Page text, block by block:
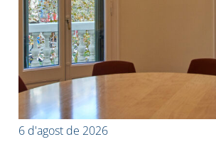
6 d'agost de 2026